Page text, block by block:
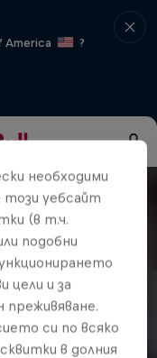
America
?
необходими
този уебсайт
(в т.ч.
подобни
цели и за
преживяване.
си по всяко
в долния